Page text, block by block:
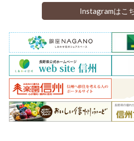
Instagramはこ